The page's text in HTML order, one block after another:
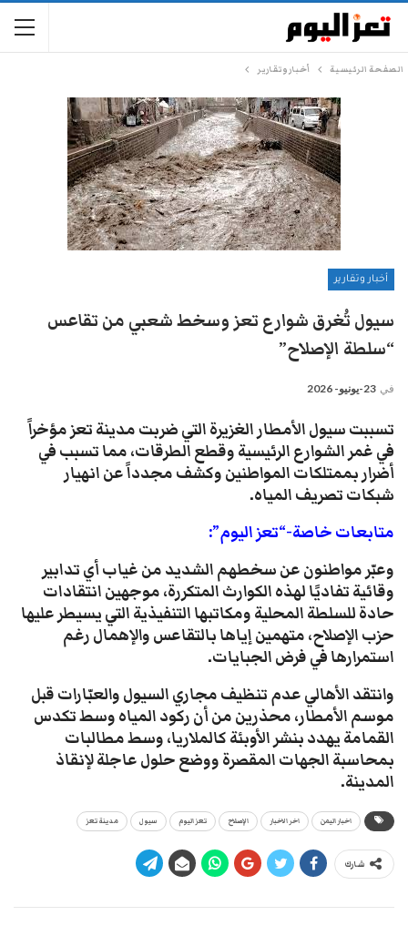
الصفحة الرئيسية أخبار وتقارير
أخبار وتقارير
سيول تُغرق شوارع تعز وسخط شعبي من تقاعس
“سلطة الإصلاح”
في 23-يونيو- 2026
​تسببت سيول الأمطار الغزيرة التي ضربت مدينة تعز مؤخراً
في غمر الشوارع الرئيسية وقطع الطرقات، مما تسبب في
أضرار بممتلكات المواطنين وكشف مجدداً عن انهيار
شبكات تصريف المياه.
متابعات خاصة-“تعز اليوم”:
​وعبّر مواطنون عن سخطهم الشديد من غياب أي تدابير
وقائية تفاديًا لهذه الكوارث المتكررة، موجهين انتقادات
حادة للسلطة المحلية ومكاتبها التنفيذية التي يسيطر عليها
حزب الإصلاح، متهمين إياها بالتقاعس والإهمال رغم
استمرارها في فرض الجبايات.
​وانتقد الأهالي عدم تنظيف مجاري السيول والعبّارات قبل
موسم الأمطار، محذرين من أن ركود المياه وسط تكدس
القمامة يهدد بنشر الأوبئة كالملاريا، وسط مطالبات
بمحاسبة الجهات المقصرة ووضع حلول عاجلة لإنقاذ
المدينة.
اخبار اليمن اخر الاخبار الإصلاح تعز اليوم سيول مدينة تعز
شارك